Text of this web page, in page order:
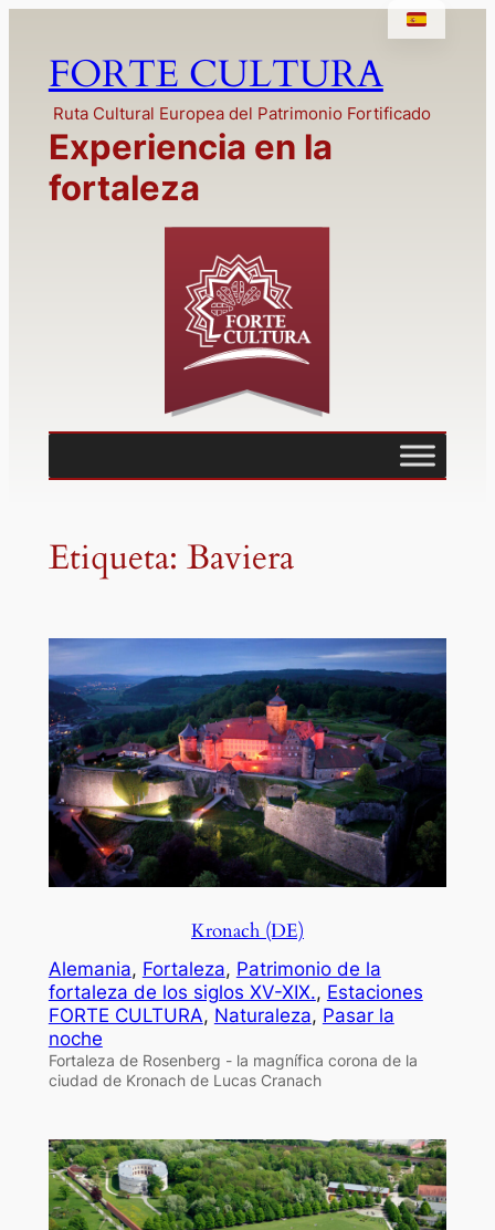
contenido
FORTE CULTURA
Ruta Cultural Europea del Patrimonio Fortificado
Experiencia en la
fortaleza
Etiqueta: Baviera
Kronach (DE)
Alemania, Fortaleza, Patrimonio de la
fortaleza de los siglos XV-XIX., Estaciones
FORTE CULTURA, Naturaleza, Pasar la
noche
Fortaleza de Rosenberg - la magnífica corona de la
ciudad de Kronach de Lucas Cranach